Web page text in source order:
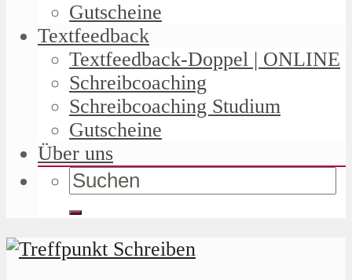
Gutscheine
Textfeedback
Textfeedback-Doppel | ONLINE
Schreibcoaching
Schreibcoaching Studium
Gutscheine
Über uns